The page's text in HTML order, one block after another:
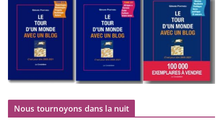
Nous tournoyons dans la nuit